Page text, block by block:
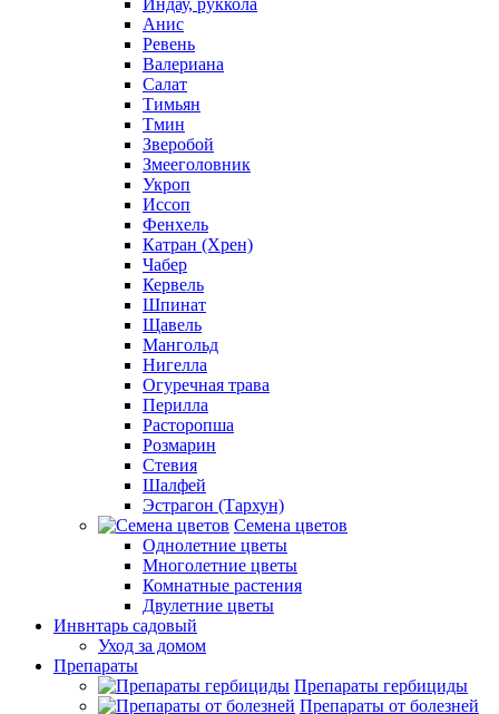
Индау, руккола
Анис
Ревень
Валериана
Салат
Тимьян
Тмин
Зверобой
Змееголовник
Укроп
Иссоп
Фенхель
Катран (Хрен)
Чабер
Кервель
Шпинат
Щавель
Мангольд
Нигелла
Огуречная трава
Перилла
Расторопша
Розмарин
Стевия
Шалфей
Эстрагон (Тархун)
Семена цветов
Однолетние цветы
Многолетние цветы
Комнатные растения
Двулетние цветы
Инвнтарь садовый
Уход за домом
Препараты
Препараты гербициды
Препараты от болезней